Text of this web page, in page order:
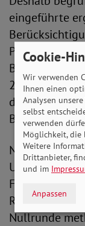
eingeführte
28a Abs. 5
der
Belastung für
Nach Ansicht
Nullrunde
Cookie-
Wir verwenden
Ihnen einen
Analysen
selbst
verwenden
Möglichkeit,
Weitere
Drittanbieter,
und im
Anpassen